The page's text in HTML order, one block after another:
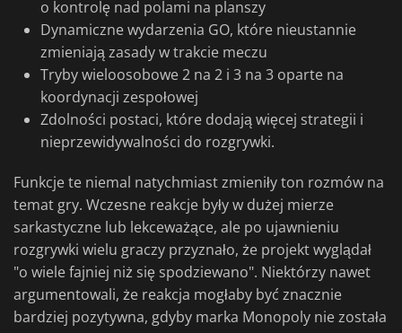
o kontrolę nad polami na planszy
Dynamiczne wydarzenia GO, które nieustannie
zmieniają zasady w trakcie meczu
Tryby wieloosobowe 2 na 2 i 3 na 3 oparte na
koordynacji zespołowej
Zdolności postaci, które dodają więcej strategii i
nieprzewidywalności do rozgrywki.
Funkcje te niemal natychmiast zmieniły ton rozmów na
temat gry. Wczesne reakcje były w dużej mierze
sarkastyczne lub lekceważące, ale po ujawnieniu
rozgrywki wielu graczy przyznało, że projekt wyglądał
"o wiele fajniej niż się spodziewano". Niektórzy nawet
argumentowali, że reakcja mogłaby być znacznie
bardziej pozytywna, gdyby marka Monopoly nie została